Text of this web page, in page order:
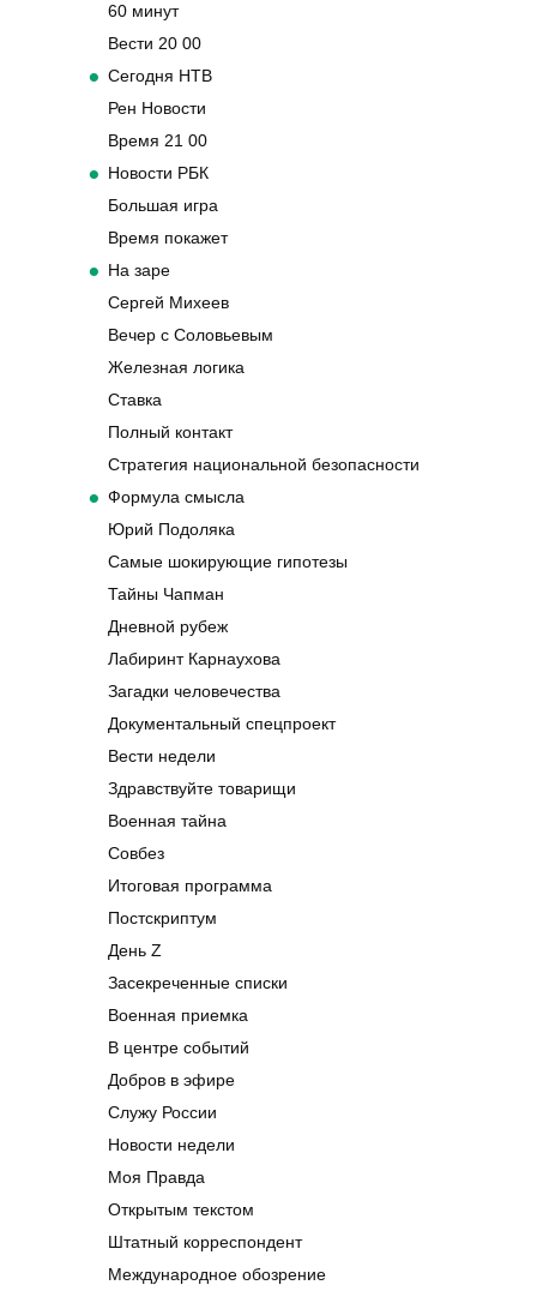
60 минут
Вести 20 00
Сегодня НТВ
Рен Новости
Время 21 00
Новости РБК
Большая игра
Время покажет
На заре
Сергей Михеев
Вечер с Соловьевым
Железная логика
Ставка
Полный контакт
Стратегия национальной безопасности
Формула смысла
Юрий Подоляка
Самые шокирующие гипотезы
Тайны Чапман
Дневной рубеж
Лабиринт Карнаухова
Загадки человечества
Документальный спецпроект
Вести недели
Здравствуйте товарищи
Военная тайна
Совбез
Итоговая программа
Постскриптум
День Z
Засекреченные списки
Военная приемка
В центре событий
Добров в эфире
Служу России
Новости недели
Моя Правда
Открытым текстом
Штатный корреспондент
Международное обозрение